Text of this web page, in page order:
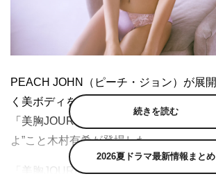
PEACH JOHN（ピーチ・ジョン）が展
く美ボディを持つあの人！を特集する
「美胸JOURNAL」Vol.2に、モデル・タ
よ”こと木村有希が登場した。
「美胸JOURNAL」では、ゆきぽよが
続きを読む
2026夏ドラマ最新情報まとめ